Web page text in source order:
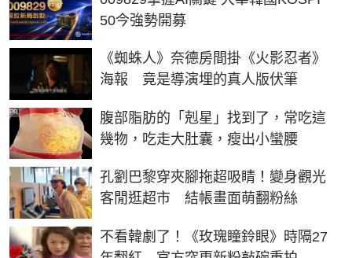
50今強勢開募
《蜘蛛人》奈德房間掛《火影忍者》
海報 竟是導演埋的真人版伏筆
腹部脂肪的「剋星」找到了，常吃這
幾物，吃走大肚囊，瘦出小蠻腰
PR
孔劉巴黎穿夾腳拖超吸睛！變身觀光
客閒逛超市 結帳畫面萌翻粉絲
不看韓劇了！《玫瑰瞳鈴眼》時隔27